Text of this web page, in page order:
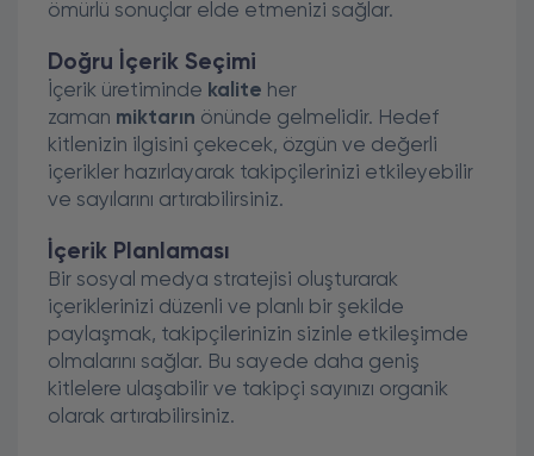
ömürlü sonuçlar elde etmenizi sağlar.
Doğru İçerik Seçimi
İçerik üretiminde kalite her
zaman miktarın önünde gelmelidir. Hedef
kitlenizin ilgisini çekecek, özgün ve değerli
içerikler hazırlayarak takipçilerinizi etkileyebilir
ve sayılarını artırabilirsiniz.
İçerik Planlaması
Bir sosyal medya stratejisi oluşturarak
içeriklerinizi düzenli ve planlı bir şekilde
paylaşmak, takipçilerinizin sizinle etkileşimde
olmalarını sağlar. Bu sayede daha geniş
kitlelere ulaşabilir ve takipçi sayınızı organik
olarak artırabilirsiniz.